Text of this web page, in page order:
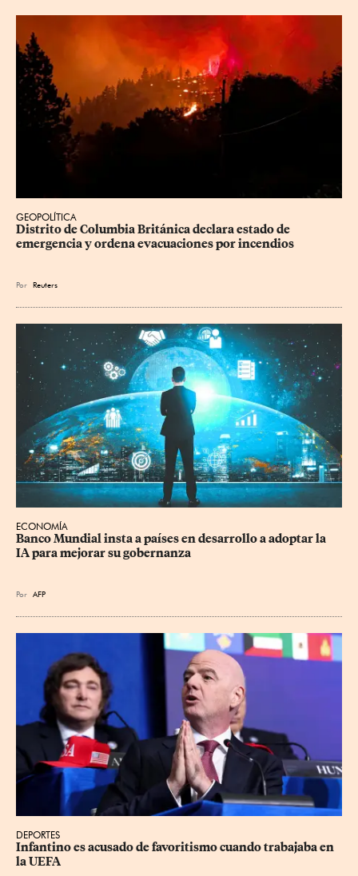
GEOPOLÍTICA
Distrito de Columbia Británica declara estado de
emergencia y ordena evacuaciones por incendios
Por Reuters
ECONOMÍA
Banco Mundial insta a países en desarrollo a adoptar la
IA para mejorar su gobernanza
Por AFP
DEPORTES
Infantino es acusado de favoritismo cuando trabajaba en
la UEFA